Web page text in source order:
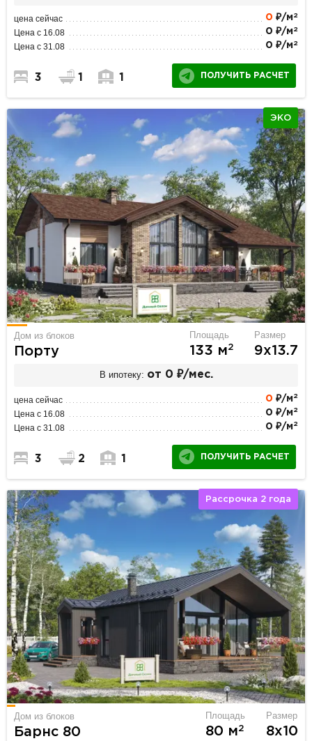
цена сейчас 0 ₽/м 2
Цена с 16.08 0 ₽/м 2
Цена с 31.08 0 ₽/м 2
3 1 1 ПОЛУЧИТЬ РАСЧЕТ
ЭКО
Дом из блоков
Порту
Площадь
133 м2
Размер
9х13.7
В ипотеку: от 0 ₽/мес.
цена сейчас 0 ₽/м 2
Цена с 16.08 0 ₽/м 2
Цена с 31.08 0 ₽/м 2
3 2 1 ПОЛУЧИТЬ РАСЧЕТ
Рассрочка 2 года
Дом из блоков
Барнс 80
Площадь
80 м2
Размер
8х10